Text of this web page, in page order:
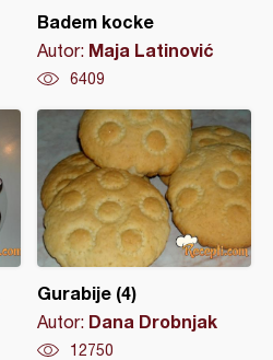
Badem kocke
Autor: Maja Latinović
6409
Gurabije (4)
Autor: Dana Drobnjak
12750